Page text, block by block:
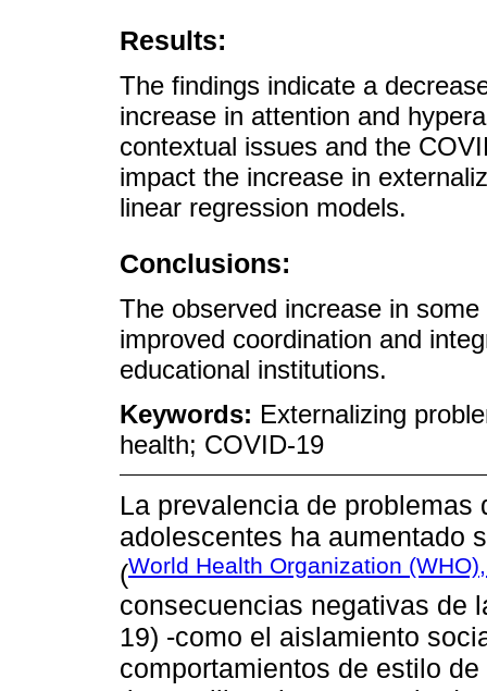
Results:
The findings indicate a
increase in attention and
contextual issues and the
impact the increase in
linear regression models.
Conclusions:
The observed increase in
improved coordination and
educational institutions.
Keywords: Externalizing
health; COVID-19
La prevalencia de
adolescentes ha aumentado
(World Health Organization
consecuencias negativas de
19) -como el aislamiento
comportamientos de estilo